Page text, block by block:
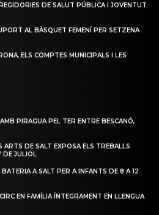
DE SALUT PÚBLICA I JOVENTUT
AL BÀSQUET FEMENÍ PER SETZENA
ELS COMPTES MUNICIPALS I LES
PIRAGUA PEL TER ENTRE BESCANÓ,
ARTS DE SALT EXPOSA ELS TREBALLS
DE JULIOL
BATERIA A SALT PER A INFANTS DE 8 A 12
EN FAMÍLIA ÍNTEGRAMENT EN LLENGUA